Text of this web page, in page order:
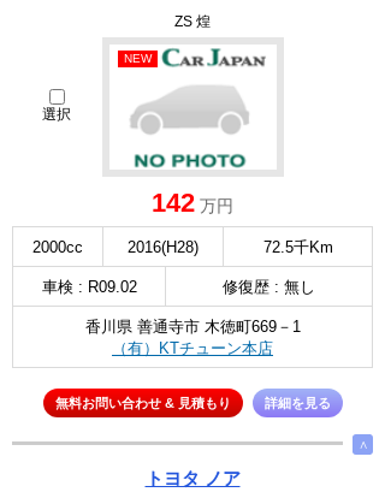
ZS 煌
選択
NEW
142 万円
2000cc 2016(H28) 72.5千Km
車検 : R09.02 修復歴 : 無し
香川県 善通寺市 木徳町669－1
（有）KTチューン本店
無料お問い合わせ & 見積もり 詳細を見る
∧
トヨタ ノア